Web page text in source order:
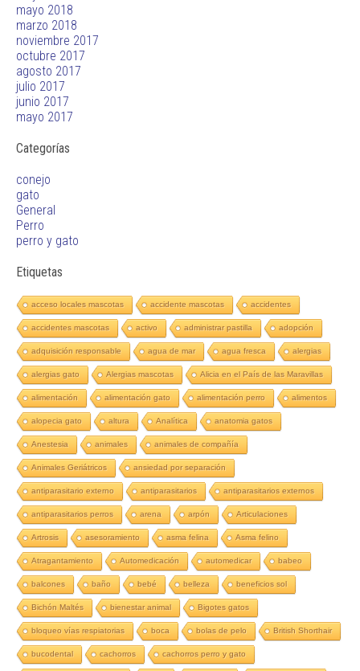
mayo 2018
marzo 2018
noviembre 2017
octubre 2017
agosto 2017
julio 2017
junio 2017
mayo 2017
Categorías
conejo
gato
General
Perro
perro y gato
Etiquetas
acceso locales mascotas accidente mascotas accidentes
accidentes mascotas activo administrar pastilla adopción
adquisición responsable agua de mar agua fresca alergias
alergias gato Alergias mascotas Alicia en el País de las Maravillas
alimentación alimentación gato alimentación perro alimentos
alopecia gato altura Analítica anatomia gatos
Anestesia animales animales de compañía
Animales Geriátricos ansiedad por separación
antiparasitario externo antiparasitarios antiparasitarios externos
antiparasitarios perros arena arpón Articulaciones
Artrosis asesoramiento asma felina Asma felino
Atragantamiento Automedicación automedicar babeo
balcones baño bebé belleza beneficios sol
Bichón Maltés bienestar animal Bigotes gatos
bloqueo vías respiatorias boca bolas de pelo British Shorthair
bucodental cachorros cachorros perro y gato